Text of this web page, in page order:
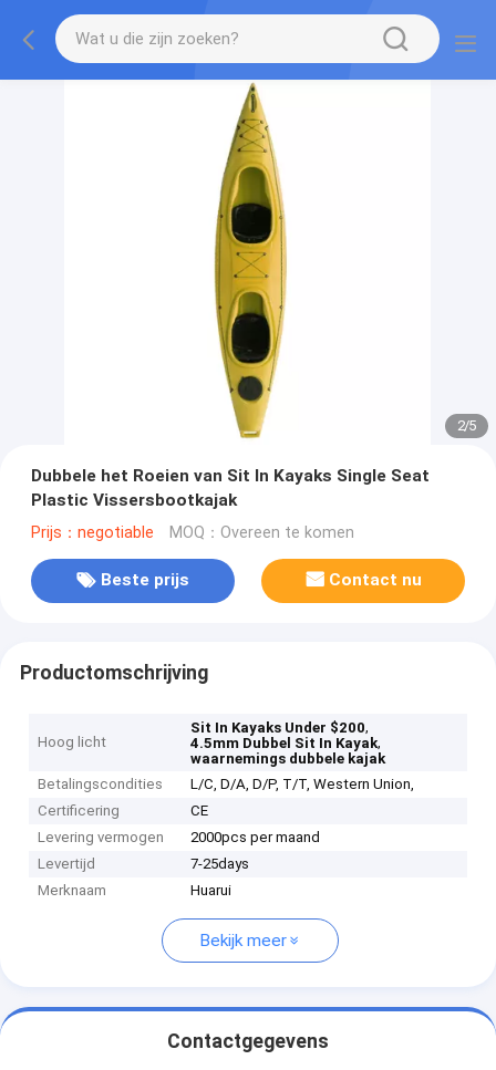
2/5
Dubbele het Roeien van Sit In Kayaks Single Seat
Plastic Vissersbootkajak
Prijs：negotiable MOQ：Overeen te komen
Beste prijs Contact nu
Productomschrijving
Hoog licht
Sit In Kayaks Under $200,
4.5mm Dubbel Sit In Kayak,
waarnemings dubbele kajak
Betalingscondities
L/C, D/A, D/P, T/T, Western Union,
Certificering
CE
Levering vermogen
2000pcs per maand
Levertijd
7-25days
Merknaam
Huarui
Bekijk meer
Contactgegevens